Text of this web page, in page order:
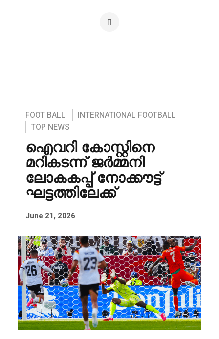
FOOT BALL
INTERNATIONAL FOOTBALL
TOP NEWS
ഐവറി കോസ്റ്റിനെ
മറികടന്ന് ജർമ്മനി
ലോകകപ്പ് നോക്കൗട്ട്
ഘട്ടത്തിലേക്ക്
June 21, 2026